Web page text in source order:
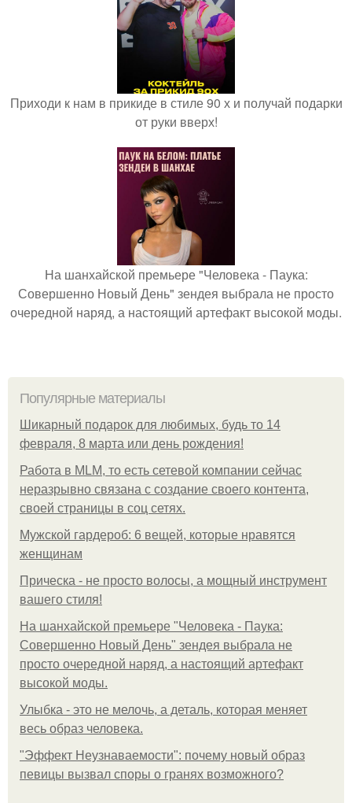
Приходи к нам в прикиде в стиле 90 х и получай подарки
от руки вверх!
На шанхайской премьере "Человека - Паука:
Совершенно Новый День" зендея выбрала не просто
очередной наряд, а настоящий артефакт высокой моды.
Популярные материалы
Шикарный подарок для любимых, будь то 14
февраля, 8 марта или день рождения!
Работа в MLM, то есть сетевой компании сейчас
неразрывно связана с создание своего контента,
своей страницы в соц сетях.
Мужской гардероб: 6 вещей, которые нравятся
женщинам
Прическа - не просто волосы, а мощный инструмент
вашего стиля!
На шанхайской премьере "Человека - Паука:
Совершенно Новый День" зендея выбрала не
просто очередной наряд, а настоящий артефакт
высокой моды.
Улыбка - это не мелочь, а деталь, которая меняет
весь образ человека.
"Эффект Неузнаваемости": почему новый образ
певицы вызвал споры о гранях возможного?